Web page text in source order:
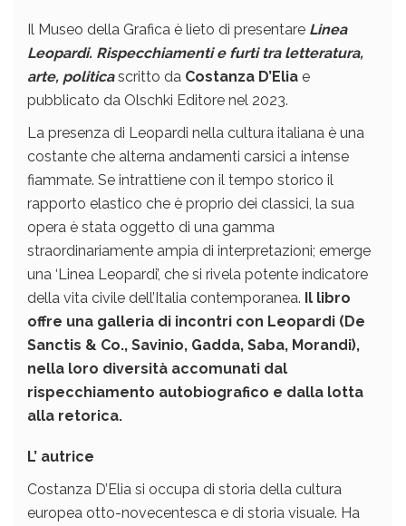
Il Museo della Grafica è lieto di presentare Linea
Leopardi. Rispecchiamenti e furti tra letteratura,
arte, politicascritto da Costanza D’Elia e
pubblicato da Olschki Editore nel 2023.
La presenza di Leopardi nella cultura italiana è una
costante che alterna andamenti carsici a intense
fiammate. Se intrattiene con il tempo storico il
rapporto elastico che è proprio dei classici, la sua
opera è stata oggetto di una gamma
straordinariamente ampia di interpretazioni; emerge
una ‘Linea Leopardi’, che si rivela potente indicatore
della vita civile dell’Italia contemporanea. Il libro
offre una galleria di incontri con Leopardi (De
Sanctis & Co., Savinio, Gadda, Saba, Morandi),
nella loro diversità accomunati dal
rispecchiamento autobiografico e dalla lotta
alla retorica.
L’ autrice
Costanza D’Elia si occupa di storia della cultura
europea otto-novecentesca e di storia visuale. Ha